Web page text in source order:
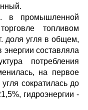
промышленной
топливом
доля угля в общем,
составляла
потребления
на первое
сократилась до
гидроэнергии -